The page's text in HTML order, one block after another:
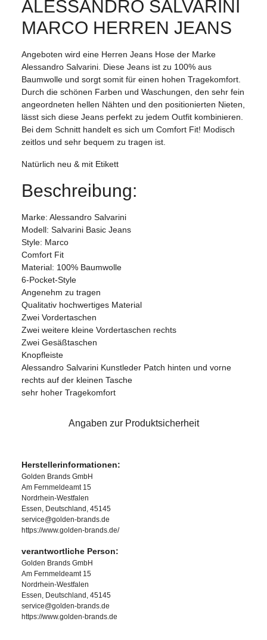
ALESSANDRO SALVARINI
MARCO HERREN JEANS
Angeboten wird eine Herren Jeans Hose der Marke
Alessandro Salvarini. Diese Jeans ist zu 100% aus
Baumwolle und sorgt somit für einen hohen Tragekomfort.
Durch die schönen Farben und Waschungen, den sehr fein
angeordneten hellen Nähten und den positionierten Nieten,
lässt sich diese Jeans perfekt zu jedem Outfit kombinieren.
Bei dem Schnitt handelt es sich um Comfort Fit! Modisch
zeitlos und sehr bequem zu tragen ist.
Natürlich neu & mit Etikett
Beschreibung:
Marke: Alessandro Salvarini
Modell: Salvarini Basic Jeans
Style: Marco
Comfort Fit
Material: 100% Baumwolle
6-Pocket-Style
Angenehm zu tragen
Qualitativ hochwertiges Material
Zwei Vordertaschen
Zwei weitere kleine Vordertaschen rechts
Zwei Gesäßtaschen
Knopfleiste
Alessandro Salvarini Kunstleder Patch hinten und vorne
rechts auf der kleinen Tasche
sehr hoher Tragekomfort
Angaben zur Produktsicherheit
Herstellerinformationen:
Golden Brands GmbH
Am Fernmeldeamt 15
Nordrhein-Westfalen
Essen, Deutschland, 45145
service@golden-brands.de
https://www.golden-brands.de/
verantwortliche Person:
Golden Brands GmbH
Am Fernmeldeamt 15
Nordrhein-Westfalen
Essen, Deutschland, 45145
service@golden-brands.de
https://www.golden-brands.de